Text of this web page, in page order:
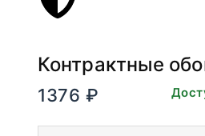
Контрактные
1376 ₽ В наличии.